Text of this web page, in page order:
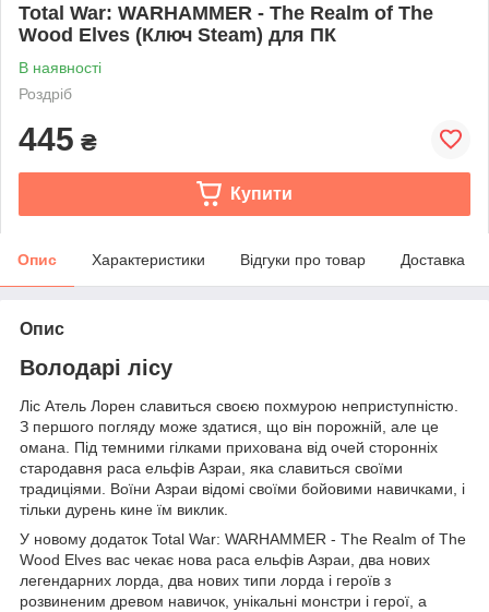
Total War: WARHAMMER - The Realm of The
Wood Elves (Ключ Steam) для ПК
В наявності
Роздріб
445 ₴
Купити
Опис Характеристики Відгуки про товар Доставка
Опис
Володарі лісу
Ліс Атель Лорен славиться своєю похмурою неприступністю.
З першого погляду може здатися, що він порожній, але це
омана. Під темними гілками прихована від очей сторонніх
стародавня раса ельфів Азраи, яка славиться своїми
традиціями. Воїни Азраи відомі своїми бойовими навичками, і
тільки дурень кине їм виклик.
У новому додаток Total War: WARHAMMER - The Realm of The
Wood Elves вас чекає нова раса ельфів Азраи, два нових
легендарних лорда, два нових типи лорда і героїв з
розвиненим древом навичок, унікальні монстри і герої, а